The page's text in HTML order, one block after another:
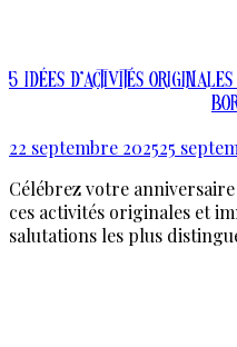
5 idées d’activités
22 septembre 202525
Célébrez votre
ces activités originales et
salutations les plus